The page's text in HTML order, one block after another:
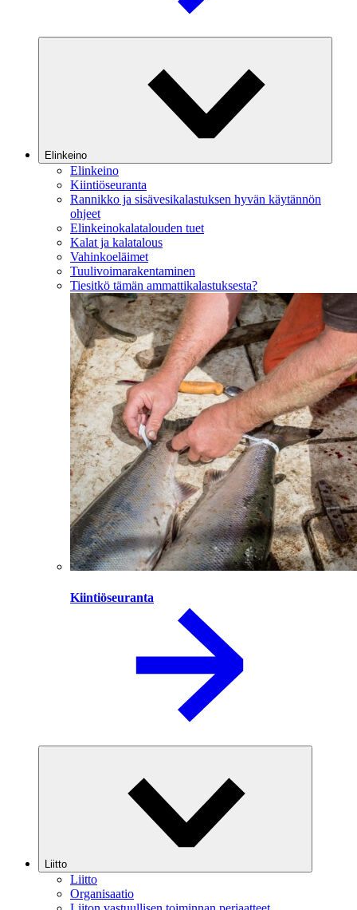
Elinkeino
Elinkeino
Kiintiöseuranta
Rannikko ja sisävesikalastuksen hyvän käytännön
ohjeet
Elinkeinokalatalouden tuet
Kalat ja kalatalous
Vahinkoeläimet
Tuulivoimarakentaminen
Tiesitkö tämän ammattikalastuksesta?
Kiintiöseuranta
Liitto
Liitto
Organisaatio